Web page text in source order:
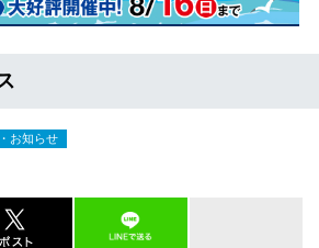
お知らせ